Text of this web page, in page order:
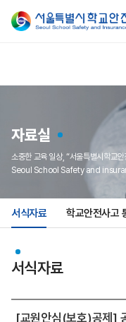
자료실
소중한 교육 일상, “서울특별시학교
Seoul School Safety and
서식자료 학교안전사고
서식자료
[교원안심(보호)공제]